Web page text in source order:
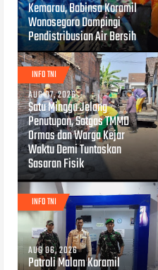
Kemarau, Babinsa Koramil
Wonosegoro Dampingi
Pendistribusian Air Bersih
INFO TNI
AUG 07, 2026
Satu Minggu Jelang
Penutupan, Satgas TMMD
Ormas dan Warga Kejar
Waktu Demi Tuntaskan
Sasaran Fisik
INFO TNI
AUG 06, 2026
Patroli Malam Koramil